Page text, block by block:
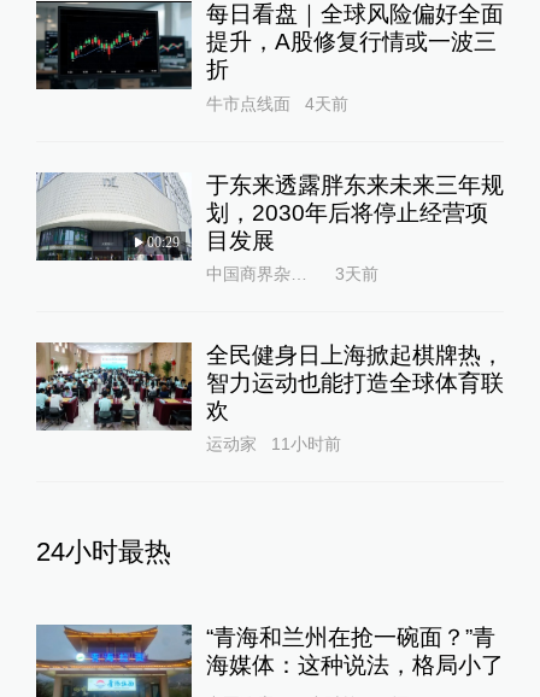
每日看盘｜全球风险偏好全面
提升，A股修复行情或一波三
折
牛市点线面 4天前
00:29
于东来透露胖东来未来三年规
划，2030年后将停止经营项
目发展
中国商界杂志社 3天前
全民健身日上海掀起棋牌热，
智力运动也能打造全球体育联
欢
运动家 11小时前
24小时最热
“青海和兰州在抢一碗面？”青
海媒体：这种说法，格局小了